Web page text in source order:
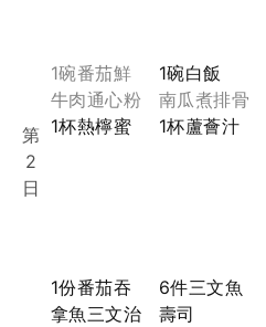
第
2
日
1碗番茄鮮
牛肉通心粉
1杯熱檸蜜
1碗白飯
南瓜煮排骨
1杯蘆薈汁
1份番茄吞
拿魚三文治
6件三文魚
壽司